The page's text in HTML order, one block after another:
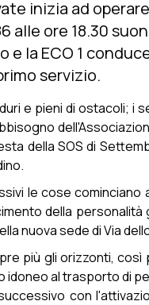
inizia ad
alle ore 18.30
la ECO 1
servizio.
e pieni di ostacoli;
della SOS di
le cose
della
nuova sede di Via
più gli orizzonti,
idoneo al trasporto di
con